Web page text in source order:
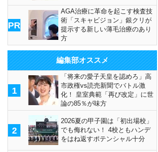
PR
AGA治療に革命を起こす検査技
術「スキャビジョン」銀クリが
提示する新しい薄毛治療のあり
方
編集部オススメ
1
「将来の愛子天皇を認めろ」高
市政権vs読売新聞でバトル激
化！ 皇室典範「再び改定」に世
論の85％が味方
2
2026夏の甲子園は「初出場校」
でも侮れない！ 4校ともハンデ
をはね返すポテンシャル十分